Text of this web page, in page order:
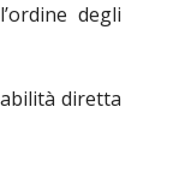
degli
diretta